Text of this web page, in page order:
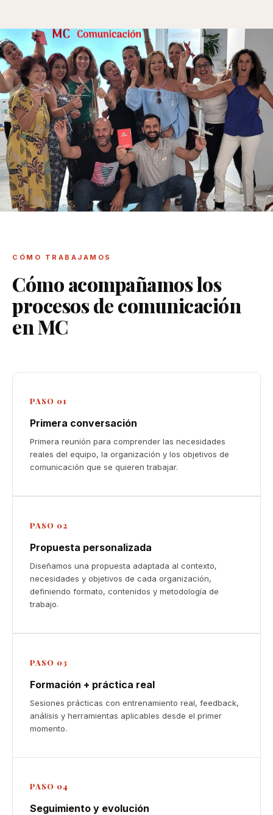
La comunicación no consiste
solo en hablar bien.
Consiste en conectar, transmitir
y generar confianza.
CÓMO TRABAJAMOS
Cómo acompañamos los
procesos de comunicación
en MC
PASO 01
Primera conversación
Primera reunión para comprender las necesidades
reales del equipo, la organización y los objetivos de
comunicación que se quieren trabajar.
PASO 02
Propuesta personalizada
Diseñamos una propuesta adaptada al contexto,
necesidades y objetivos de cada organización,
definiendo formato, contenidos y metodología de
trabajo.
PASO 03
Formación + práctica real
Sesiones prácticas con entrenamiento real, feedback,
análisis y herramientas aplicables desde el primer
momento.
PASO 04
Seguimiento y evolución